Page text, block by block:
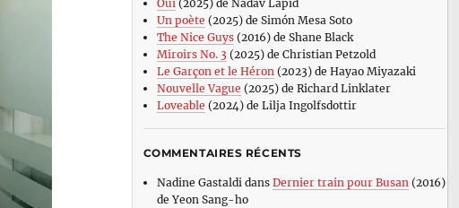
Oui(2025) de Nadav Lapid
Un poète (2025) de Simón Mesa Soto
The Nice Guys(2016) de Shane Black
Miroirs No. 3 (2025) de Christian Petzold
Le Garçon et le Héron(2023) de Hayao Miyazaki
Nouvelle Vague (2025) de Richard Linklater
Loveable (2024) de Lilja Ingolfsdottir
COMMENTAIRES RÉCENTS
Nadine Gastaldi dans Dernier train pour Busan (2016)
de Yeon Sang-ho